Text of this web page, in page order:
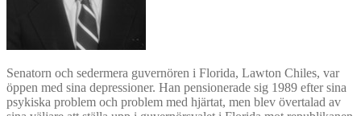
Senatorn och sedermera guvernören i Florida, Lawton Chiles, var
öppen med sina depressioner. Han pensionerade sig 1989 efter sina
psykiska problem och problem med hjärtat, men blev övertalad av